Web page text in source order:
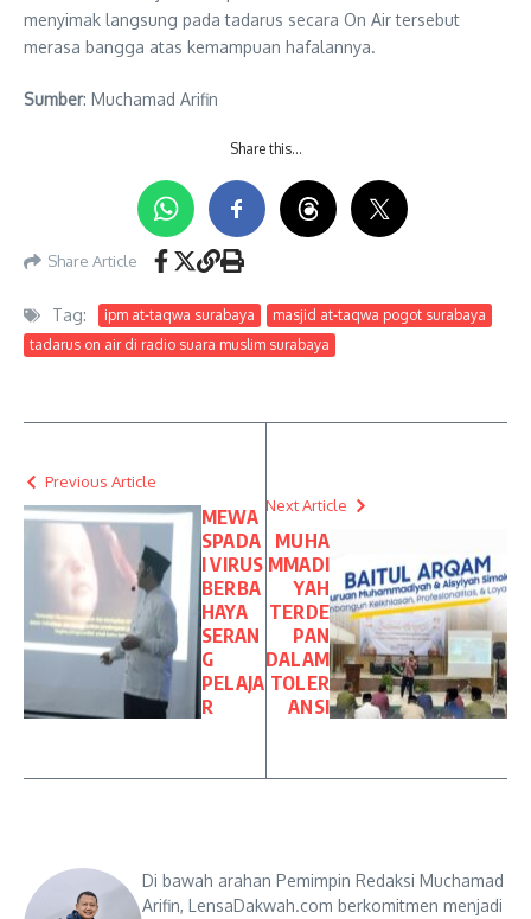
menyimak langsung pada tadarus secara On Air tersebut
merasa bangga atas kemampuan hafalannya.
Sumber: Muchamad Arifin
Share this…
Share Article
Tag: ipm at-taqwa surabaya
masjid at-taqwa pogot surabaya
tadarus on air di radio suara muslim surabaya
Previous Article
MEWA
SPADA
I VIRUS
BERBA
HAYA
SERAN
G
PELAJA
R
Next Article
MUHA
MMADI
YAH
TERDE
PAN
DALAM
TOLER
ANSI
Di bawah arahan Pemimpin Redaksi Muchamad
Arifin, LensaDakwah.com berkomitmen menjadi